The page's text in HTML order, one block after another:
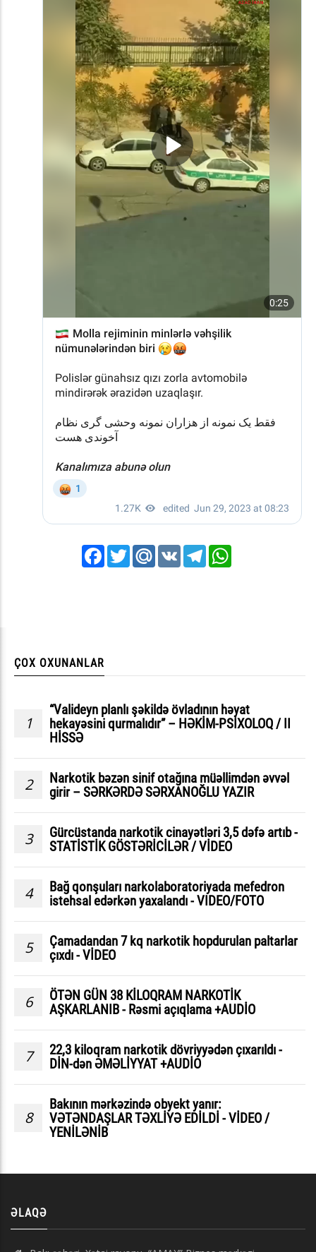
FacebookTwitterMail.RuVK Telegram
ÇOX OXUNANLAR
1
“Valideyn planlı şəkildə övladının həyat
hekayəsini qurmalıdır” – HƏKİM-PSİXOLOQ / II
HİSSƏ
2
Narkotik bəzən sinif otağına müəllimdən əvvəl
girir – SƏRKƏRDƏ SƏRXANOĞLU YAZIR
3
Gürcüstanda narkotik cinayətləri 3,5 dəfə artıb -
STATİSTİK GÖSTƏRİCİLƏR / VİDEO
4
Bağ qonşuları narkolaboratoriyada mefedron
istehsal edərkən yaxalandı - VIDEO/FOTO
5
Çamadandan 7 kq narkotik hopdurulan paltarlar
çıxdı - VİDEO
6
ÖTƏN GÜN 38 KİLOQRAM NARKOTİK
AŞKARLANIB - Rəsmi açıqlama +AUDİO
7
22,3 kiloqram narkotik dövriyyədən çıxarıldı -
DİN-dən ƏMƏLİYYAT +AUDİO
8
Bakının mərkəzində obyekt yanır:
VƏTƏNDAŞLAR TƏXLİYƏ EDİLDİ - VİDEO /
YENİLƏNİB
ƏLAQƏ